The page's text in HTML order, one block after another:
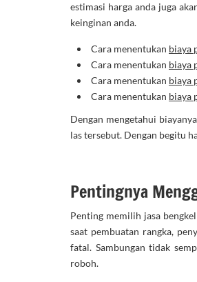
estimasi harga anda juga
keinginan anda.
Cara menentukan biaya
Cara menentukan biaya
Cara menentukan biaya
Cara menentukan biaya
Dengan mengetahui
las tersebut. Dengan begitu
Pentingnya
Penting memilih jasa
saat pembuatan rangka,
fatal. Sambungan tidak
roboh.